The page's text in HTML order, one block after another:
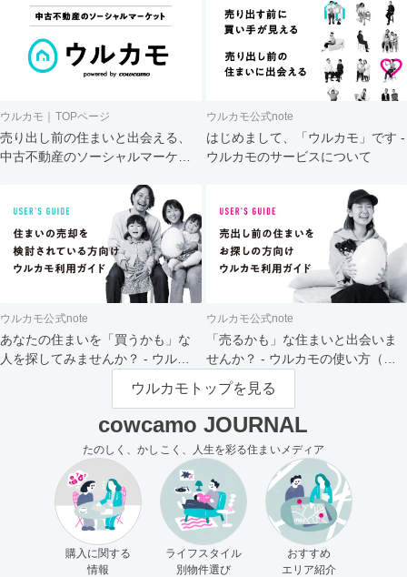
ウルカモ｜TOPページ
売り出し前の住まいと出会える、
中古不動産のソーシャルマーケッ
ウルカモ公式note
はじめまして、「ウルカモ」です -
ウルカモのサービスについて
ウルカモ公式note
あなたの住まいを「買うかも」な
人を探してみませんか？ - ウルカ
ウルカモ公式note
「売るかも」な住まいと出会いま
せんか？ - ウルカモの使い方（買
主さま向け）
ウルカモトップを見る
cowcamo JOURNAL
たのしく、かしこく、人生を彩る住まいメディア
購入に関する
情報
ライフスタイル
別物件選び
おすすめ
エリア紹介